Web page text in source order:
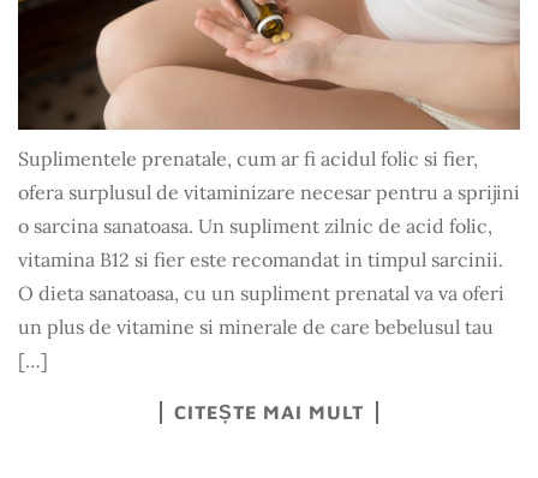
Suplimentele prenatale, cum ar fi acidul folic si fier,
ofera surplusul de vitaminizare necesar pentru a sprijini
o sarcina sanatoasa. Un supliment zilnic de acid folic,
vitamina B12 si fier este recomandat in timpul sarcinii.
O dieta sanatoasa, cu un supliment prenatal va va oferi
un plus de vitamine si minerale de care bebelusul tau
[…]
CITEȘTE MAI MULT